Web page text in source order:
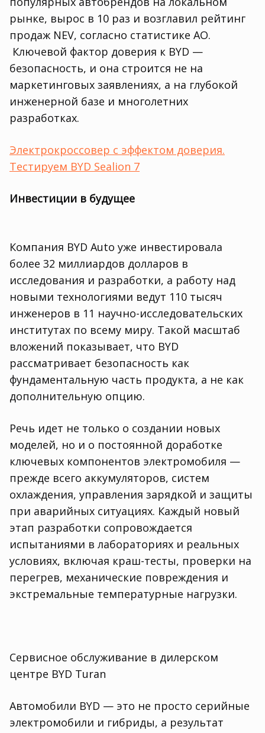
рынке, вырос в 10 раз и возглавил рейтинг
продаж NEV, согласно статистике ҚАО.
Ключевой фактор доверия к BYD —
безопасность, и она строится не на
маркетинговых заявлениях, а на глубокой
инженерной базе и многолетних
разработках.
Электрокроссовер с эффектом доверия.
Тестируем BYD Sealion 7
Инвестиции в будущее
Компания BYD Auto уже инвестировала
более 32 миллиардов долларов в
исследования и разработки, а работу над
новыми технологиями ведут 110 тысяч
инженеров в 11 научно-исследовательских
институтах по всему миру. Такой масштаб
вложений показывает, что BYD
рассматривает безопасность как
фундаментальную часть продукта, а не как
дополнительную опцию.
Речь идет не только о создании новых
моделей, но и о постоянной доработке
ключевых компонентов электромобиля —
прежде всего аккумуляторов, систем
охлаждения, управления зарядкой и защиты
при аварийных ситуациях. Каждый новый
этап разработки сопровождается
испытаниями в лабораториях и реальных
условиях, включая краш-тесты, проверки на
перегрев, механические повреждения и
экстремальные температурные нагрузки.
Сервисное обслуживание в дилерском
центре BYD Turan
Автомобили BYD — это не просто серийные
электромобили и гибриды, а результат